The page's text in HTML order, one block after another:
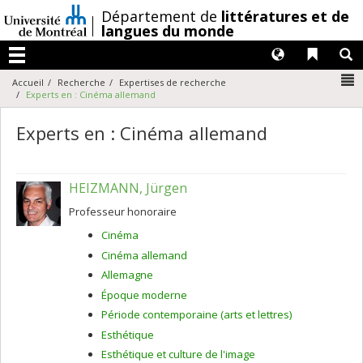
au
contenu
/Département de littératures et de
langues du monde
Menu
Liens
Langues
Accueil Recherche
Expertises de recherche
Experts en : Cinéma allemand
Experts en : Cinéma allemand
HEIZMANN, Jürgen
Professeur honoraire
Cinéma
Cinéma allemand
Allemagne
Époque moderne
Période contemporaine (arts et lettres)
Esthétique
Esthétique et culture de l'image